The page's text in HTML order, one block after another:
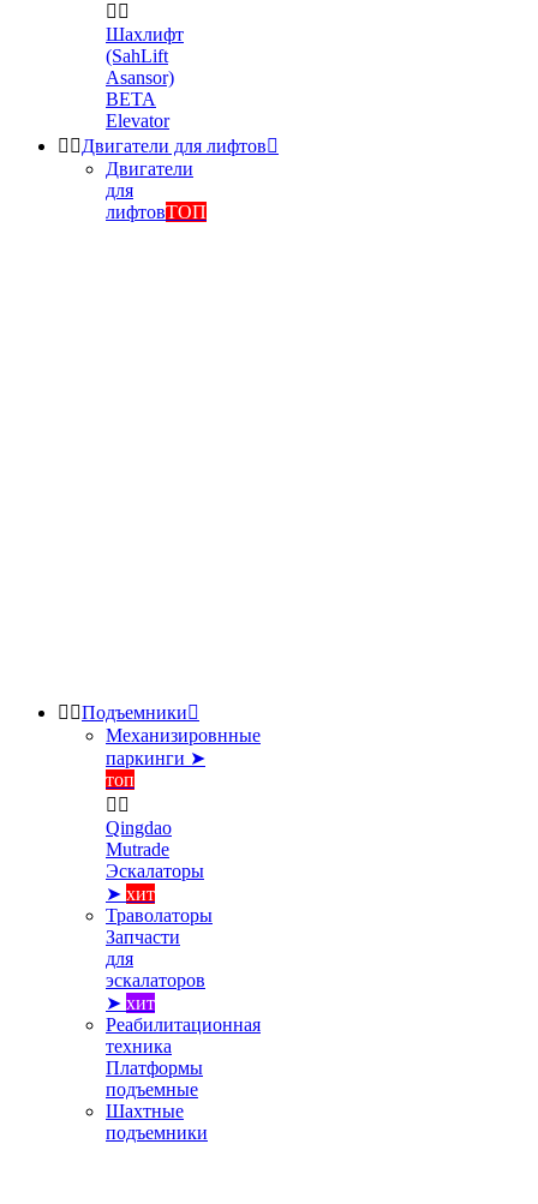
 
Шахлифт
(SahLift
Asansor)
BETA
Elevator
 Двигатели для лифтов
Двигатели
для
лифтовТОП
 Подъемники
Механизировнные
паркинги ➤
топ
 
Qingdao
Mutrade
Эскалаторы
➤ хит
Траволаторы
Запчасти
для
эскалаторов
➤ хит
Реабилитационная
техника
Платформы
подъемные
Шахтные
подъемники